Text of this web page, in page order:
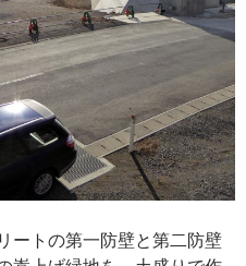
ートの第一防壁と第二防壁